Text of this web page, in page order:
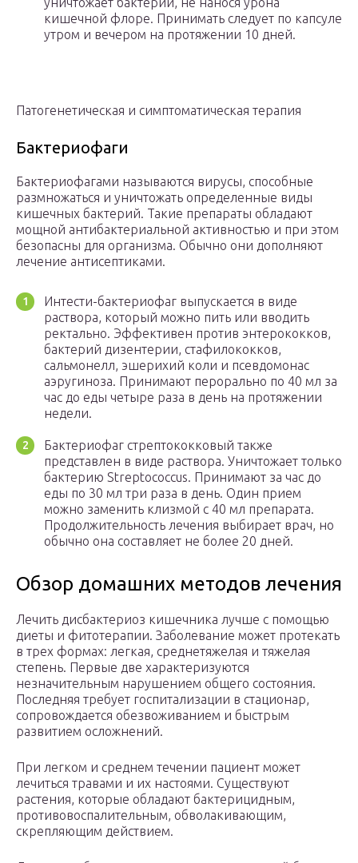
кишечной флоре. Принимать следует по капсуле
утром и вечером на протяжении 10 дней.
Патогенетическая и симптоматическая терапия
Бактериофаги
Бактериофагами называются вирусы, способные
размножаться и уничтожать определенные виды
кишечных бактерий. Такие препараты обладают
мощной антибактериальной активностью и при этом
безопасны для организма. Обычно они дополняют
лечение антисептиками.
Интести-бактериофаг выпускается в виде
раствора, который можно пить или вводить
ректально. Эффективен против энтерококков,
бактерий дизентерии, стафилококков,
сальмонелл, эшерихий коли и псевдомонас
аэругиноза. Принимают перорально по 40 мл за
час до еды четыре раза в день на протяжении
недели.
Бактериофаг стрептококковый также
представлен в виде раствора. Уничтожает только
бактерию Streptococcus. Принимают за час до
еды по 30 мл три раза в день. Один прием
можно заменить клизмой с 40 мл препарата.
Продолжительность лечения выбирает врач, но
обычно она составляет не более 20 дней.
Обзор домашних методов лечения
Лечить дисбактериоз кишечника лучше с помощью
диеты и фитотерапии. Заболевание может протекать
в трех формах: легкая, среднетяжелая и тяжелая
степень. Первые две характеризуются
незначительным нарушением общего состояния.
Последняя требует госпитализации в стационар,
сопровождается обезвоживанием и быстрым
развитием осложнений.
При легком и среднем течении пациент может
лечиться травами и их настоями. Существуют
растения, которые обладают бактерицидным,
противовоспалительным, обволакивающим,
скрепляющим действием.